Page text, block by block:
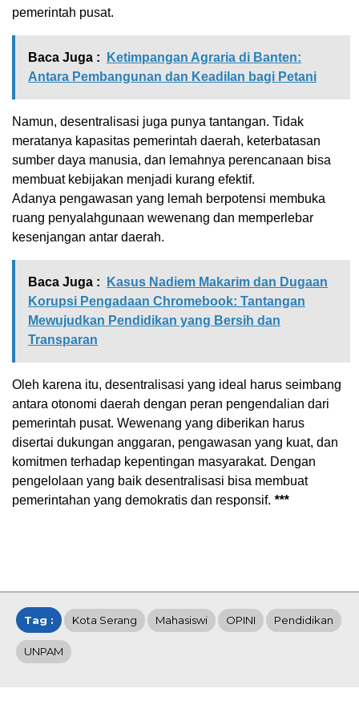
pemerintah pusat.
Baca Juga :
Ketimpangan Agraria di Banten:
Antara Pembangunan dan Keadilan bagi Petani
Namun, desentralisasi juga punya tantangan. Tidak
meratanya kapasitas pemerintah daerah, keterbatasan
sumber daya manusia, dan lemahnya perencanaan bisa
membuat kebijakan menjadi kurang efektif.
Adanya pengawasan yang lemah berpotensi membuka
ruang penyalahgunaan wewenang dan memperlebar
kesenjangan antar daerah.
Baca Juga :
Kasus Nadiem Makarim dan Dugaan
Korupsi Pengadaan Chromebook: Tantangan
Mewujudkan Pendidikan yang Bersih dan
Transparan
Oleh karena itu, desentralisasi yang ideal harus seimbang
antara otonomi daerah dengan peran pengendalian dari
pemerintah pusat. Wewenang yang diberikan harus
disertai dukungan anggaran, pengawasan yang kuat, dan
komitmen terhadap kepentingan masyarakat. Dengan
pengelolaan yang baik desentralisasi bisa membuat
pemerintahan yang demokratis dan responsif. ***
Tag : Kota Serang Mahasiswi OPINI Pendidikan
UNPAM